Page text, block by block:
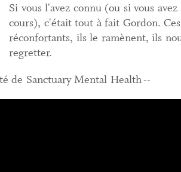
Si vous l'avez connu (ou si vous
cours), c'était tout à fait Gordon.
réconfortants, ils le ramènent, ils
regretter.
Mental Health --